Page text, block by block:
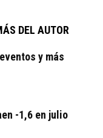
DEL AUTOR
y más
-1,6 en julio